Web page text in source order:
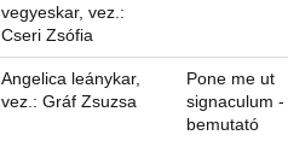
vegyeskar, vez.:
Cseri Zsófia
Angelica leánykar,
vez.: Gráf Zsuzsa
Pone me ut
signaculum -
bemutató